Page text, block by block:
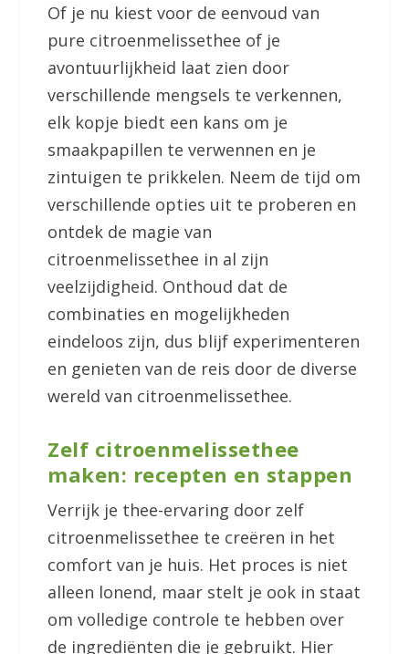
Of je nu kiest voor de eenvoud van
pure citroenmelissethee of je
avontuurlijkheid laat zien door
verschillende mengsels te verkennen,
elk kopje biedt een kans om je
smaakpapillen te verwennen en je
zintuigen te prikkelen. Neem de tijd om
verschillende opties uit te proberen en
ontdek de magie van
citroenmelissethee in al zijn
veelzijdigheid. Onthoud dat de
combinaties en mogelijkheden
eindeloos zijn, dus blijf experimenteren
en genieten van de reis door de diverse
wereld van citroenmelissethee.
Zelf citroenmelissethee
maken: recepten en stappen
Verrijk je thee-ervaring door zelf
citroenmelissethee te creëren in het
comfort van je huis. Het proces is niet
alleen lonend, maar stelt je ook in staat
om volledige controle te hebben over
de ingrediënten die je gebruikt. Hier